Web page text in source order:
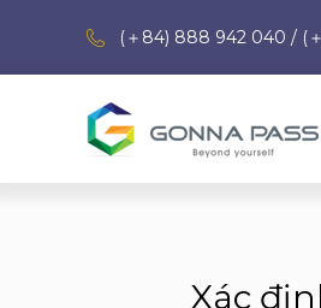
(＋84) 888 942 040 / (
Xác